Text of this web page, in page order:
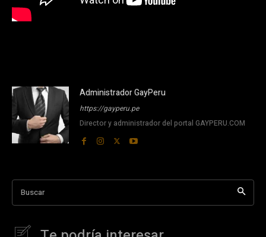
Administrador GayPeru
https://gayperu.pe
Director y administrador del portal GAYPERU.COM
Buscar